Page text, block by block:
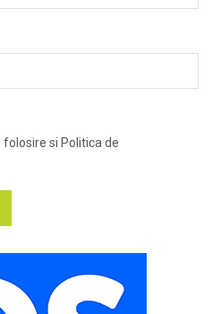
si Politica de